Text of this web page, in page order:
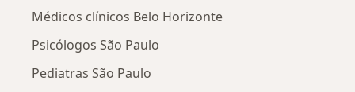
Médicos clínicos Belo Horizonte
Psicólogos São Paulo
Pediatras São Paulo